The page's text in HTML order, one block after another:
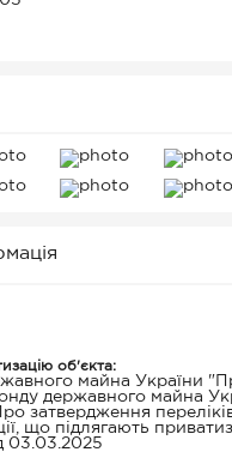
об'єкта:
майна України
державного майна
затвердження
що підлягають
03.03.2025